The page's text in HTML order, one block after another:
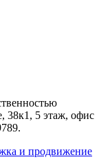
38к1, 5 этаж, офис
и продвижение